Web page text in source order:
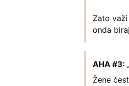
Zato
onda
AHA #3:
Žene